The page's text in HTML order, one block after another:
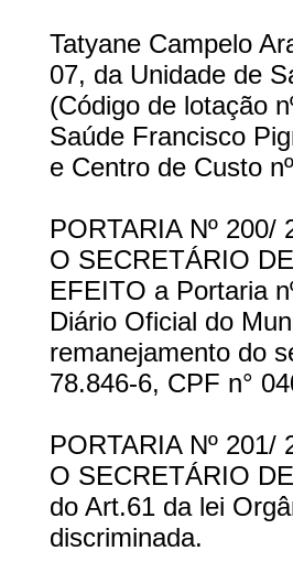
Tatyane Campelo
07, da Unidade de
(Código de lotação
Saúde Francisco
e Centro de Custo
PORTARIA Nº
O SECRETÁRIO
EFEITO a Portaria
Diário Oficial do
remanejamento do
78.846-6, CPF n°
PORTARIA Nº
O SECRETÁRIO
do Art.61 da lei
discriminada.